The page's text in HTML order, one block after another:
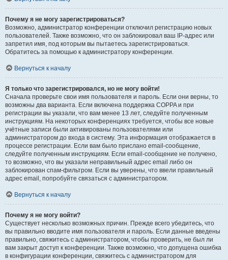
Почему я не могу зарегистрироваться?
Возможно, администратор конференции отключил регистрацию новых
пользователей. Также возможно, что он заблокировал ваш IP-адрес или
запретил имя, под которым вы пытаетесь зарегистрироваться.
Обратитесь за помощью к администратору конференции.
Вернуться к началу
Я только что зарегистрировался, но не могу войти!
Сначала проверьте свои имя пользователя и пароль. Если они верны, то
возможны два варианта. Если включена поддержка COPPA и при
регистрации вы указали, что вам менее 13 лет, следуйте полученным
инструкциям. На некоторых конференциях требуется, чтобы все новые
учётные записи были активированы пользователями или
администратором до входа в систему. Эта информация отображается в
процессе регистрации. Если вам было прислано email-сообщение,
следуйте полученным инструкциям. Если email-сообщение не получено,
то возможно, что вы указали неправильный адрес email либо он
заблокирован спам-фильтром. Если вы уверены, что ввели правильный
адрес email, попробуйте связаться с администратором.
Вернуться к началу
Почему я не могу войти?
Существует несколько возможных причин. Прежде всего убедитесь, что
вы правильно вводите имя пользователя и пароль. Если данные введены
правильно, свяжитесь с администратором, чтобы проверить, не был ли
вам закрыт доступ к конференции. Также возможно, что допущена ошибка
в конфигурации конференции, свяжитесь с администратором для